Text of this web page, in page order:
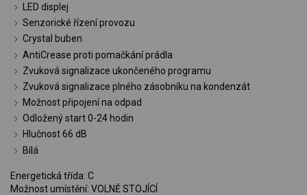
LED displej
Senzorické řízení provozu
Crystal buben
AntiCrease proti pomačkání prádla
Zvuková signalizace ukončeného programu
Zvuková signalizace plného zásobníku na kondenzát
Možnost připojení na odpad
Odložený start 0-24 hodin
Hlučnost 66 dB
Bílá
Energetická třída: C
Možnost umístění: VOLNĚ STOJÍCÍ